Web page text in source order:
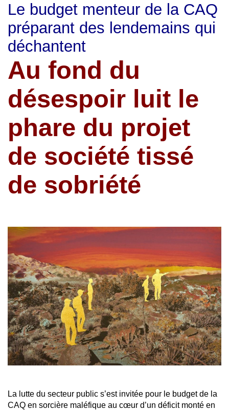
Le budget menteur de la CAQ
préparant des lendemains qui
déchantent
Au fond du
désespoir luit le
phare du projet
de société tissé
de sobriété
La lutte du secteur public s’est invitée pour le budget de la
CAQ en sorcière maléfique au cœur d’un déficit monté en